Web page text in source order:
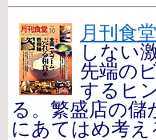
月刊食堂
しない
先端の
するヒ
る。繁盛店の儲
にあてはめ考え